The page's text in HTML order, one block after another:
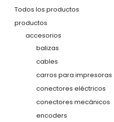
Todos los productos
productos
accesorios
balizas
cables
carros para impresoras
conectores eléctricos
conectores mecánicos
encoders